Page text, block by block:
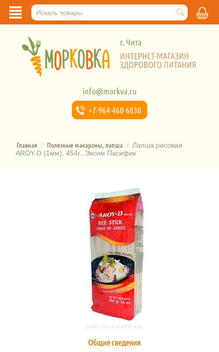
info@morkva.ru
+7-964-460-6030
Главная / Полезные макароны, лапша / Лапша рисовая
AROY-D (1мм), 454г., Эксим Пасифик
Общие сведения